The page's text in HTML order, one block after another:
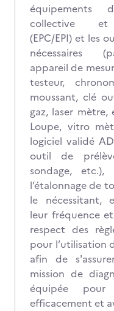
équipements
collective et
(EPC/EPI) et les
nécessaires
appareil de
testeur,
moussant, clé
gaz, laser mètre,
Loupe, vitro
logiciel validé
outil de
sondage,
l’étalonnage de
le nécessitant,
leur fréquence
respect des
pour l’utilisation
afin de
mission de
équipée
efficacement et